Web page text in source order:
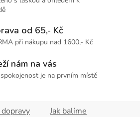
od 65,- Kč
při nákupu nad 1600,- Kč
nám na vás
je na prvním místě
Jak balíme